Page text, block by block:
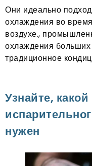
Они идеально
охлаждения во
воздухе.,
охлаждения больших
традиционное
Узнайте,
нужен